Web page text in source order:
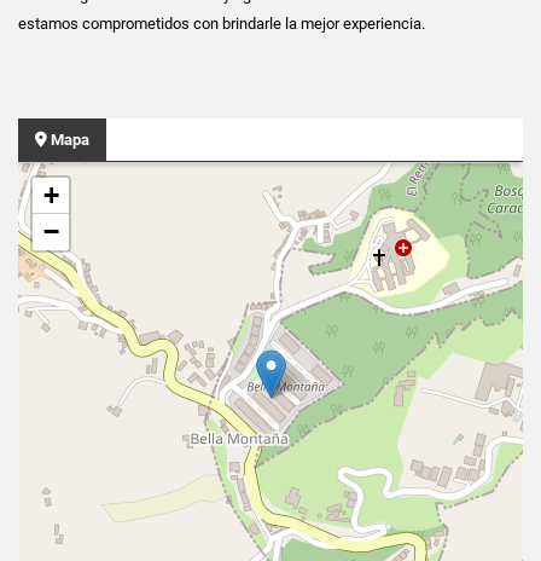
estamos comprometidos con brindarle la mejor experiencia.
Mapa
+
−